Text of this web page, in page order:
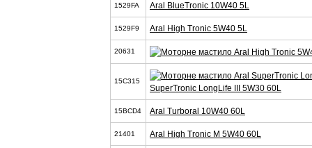
1529FA Aral BlueTronic 10W40 5L
1529F9 Aral High Tronic 5W40 5L
20631
15C315
SuperTronic LongLife III 5W30 60L
15BCD4 Aral Turboral 10W40 60L
21401 Aral High Tronic M 5W40 60L